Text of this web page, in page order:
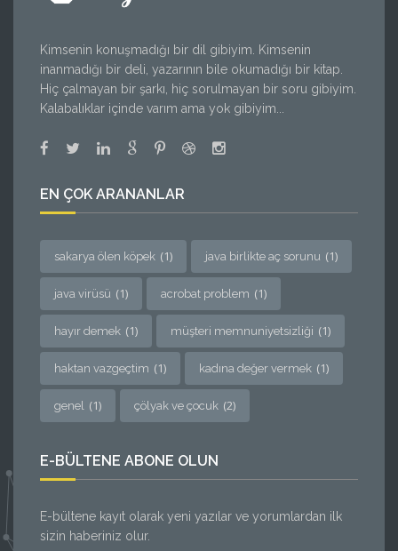
Kimsenin konuşmadığı bir dil gibiyim. Kimsenin
inanmadığı bir deli, yazarının bile okumadığı bir kitap.
Hiç çalmayan bir şarkı, hiç sorulmayan bir soru gibiyim.
Kalabalıklar içinde varım ama yok gibiyim...
EN ÇOK ARANANLAR
sakarya ölen köpek (1) java birlikte aç sorunu (1)
java virüsü (1) acrobat problem (1)
hayır demek (1) müşteri memnuniyetsizliği (1)
haktan vazgeçtim (1) kadına değer vermek (1)
genel (1) çölyak ve çocuk (2)
E-BÜLTENE ABONE OLUN
E-bültene kayıt olarak yeni yazılar ve yorumlardan ilk
sizin haberiniz olur.